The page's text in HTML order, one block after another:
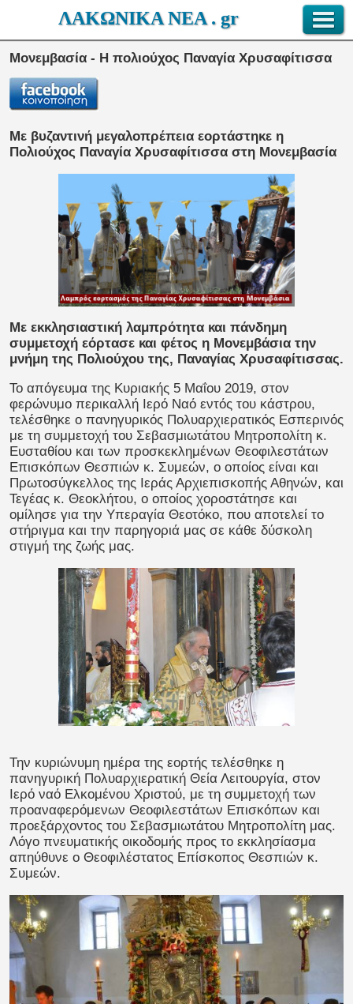
ΛΑΚΩΝΙΚΑ ΝΕΑ . gr
Μονεμβασία - Η πολιούχος Παναγία Χρυσαφίτισσα
Με βυζαντινή μεγαλοπρέπεια εορτάστηκε η
Πολιούχος Παναγία Χρυσαφίτισσα στη Μονεμβασία
Με εκκλησιαστική λαμπρότητα και πάνδημη
συμμετοχή εόρτασε και φέτος η Μονεμβάσια την
μνήμη της Πολιούχου της, Παναγίας Χρυσαφίτισσας.
Το απόγευμα της Κυριακής 5 Μαΐου 2019, στον
φερώνυμο περικαλλή Ιερό Ναό εντός του κάστρου,
τελέσθηκε ο πανηγυρικός Πολυαρχιερατικός Εσπερινός
με τη συμμετοχή του Σεβασμιωτάτου Μητροπολίτη κ.
Ευσταθίου και των προσκεκλημένων Θεοφιλεστάτων
Επισκόπων Θεσπιών κ. Συμεών, ο οποίος είναι και
Πρωτοσύγκελλος της Ιεράς Αρχιεπισκοπής Αθηνών, και
Τεγέας κ. Θεοκλήτου, ο οποίος χοροστάτησε και
ομίλησε για την Υπεραγία Θεοτόκο, που αποτελεί το
στήριγμα και την παρηγοριά μας σε κάθε δύσκολη
στιγμή της ζωής μας.
Την κυριώνυμη ημέρα της εορτής τελέσθηκε η
πανηγυρική Πολυαρχιερατική Θεία Λειτουργία, στον
Ιερό ναό Ελκομένου Χριστού, με τη συμμετοχή των
προαναφερόμενων Θεοφιλεστάτων Επισκόπων και
προεξάρχοντος του Σεβασμιωτάτου Μητροπολίτη μας.
Λόγο πνευματικής οικοδομής προς το εκκλησίασμα
απηύθυνε ο Θεοφιλέστατος Επίσκοπος Θεσπιών κ.
Συμεών.